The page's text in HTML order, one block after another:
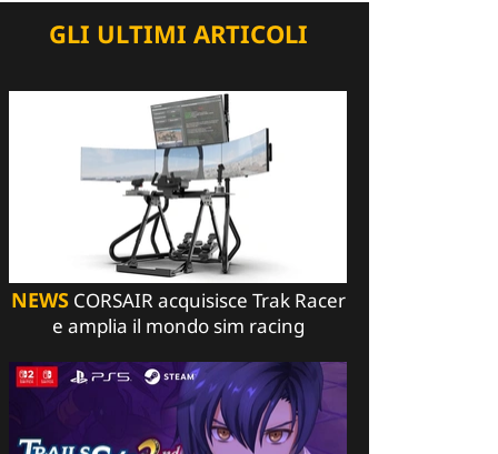
GLI ULTIMI ARTICOLI
NEWSCORSAIR acquisisce Trak Racer
e amplia il mondo sim racing